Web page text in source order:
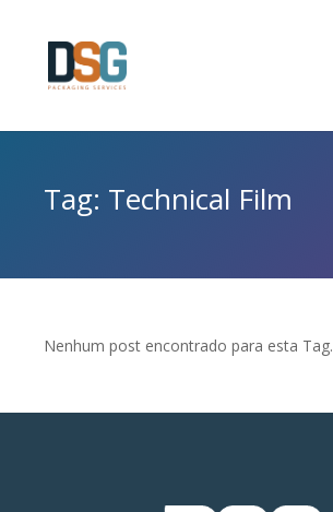
Tag: Technical Film
Nenhum post encontrado para esta Tag.